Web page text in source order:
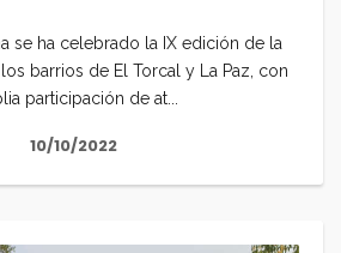
se ha celebrado la IX edición de la
barrios de El Torcal y La Paz, con
participación de at...
10/10/2022